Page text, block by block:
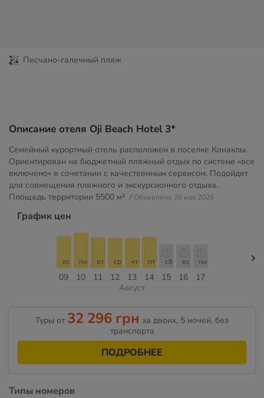
Песчано-галечный пляж
Описание отеля Oji Beach Hotel 3*
Семейный курортный отель расположен в поселке Конаклы.
Ориентирован на бюджетный пляжный отдых по системе «все
включено» в сочетании с качественным сервисом. Подойдет
для совмещения пляжного и экскурсионного отдыха.
Площадь территории 5500 м² // Обновлено 26 мая 2026
График цен
09
вс
10
пн
11
вт
12
ср
13
чт
14
пт
15
сб
16
вс
17
пн
Август
Туры от 32 296 грн за двоих, 5 ночей, без
транспорта
ПОДРОБНЕЕ
Типы номеров